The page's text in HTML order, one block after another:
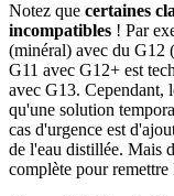
Notez que certaines
incompatibles ! Par
(minéral) avec du G12
G11 avec G12+ est
avec G13. Cependant,
qu'une solution
cas d'urgence est
de l'eau distillée. Mais
complète pour